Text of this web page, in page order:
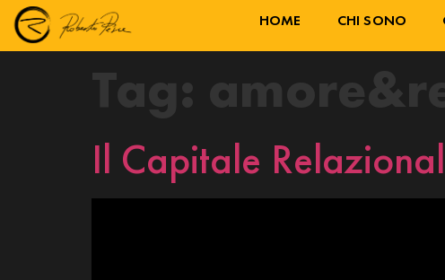
HOME CHI SONO
Tag:
Il Capitale